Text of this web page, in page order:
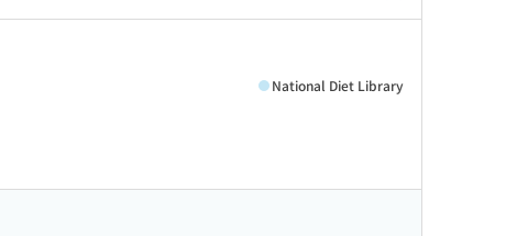
National Diet Library